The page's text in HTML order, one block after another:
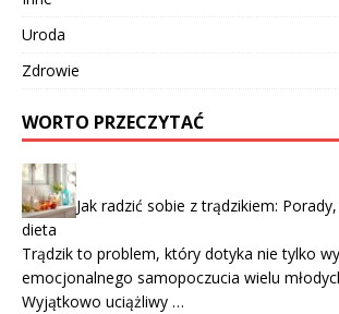
Uroda
Zdrowie
WORTO PRZECZYTAĆ
Jak radzić sobie z trądzikiem:
dieta
Trądzik to problem, który dotyka nie tylko
emocjonalnego samopoczucia wielu
Wyjątkowo uciążliwy …